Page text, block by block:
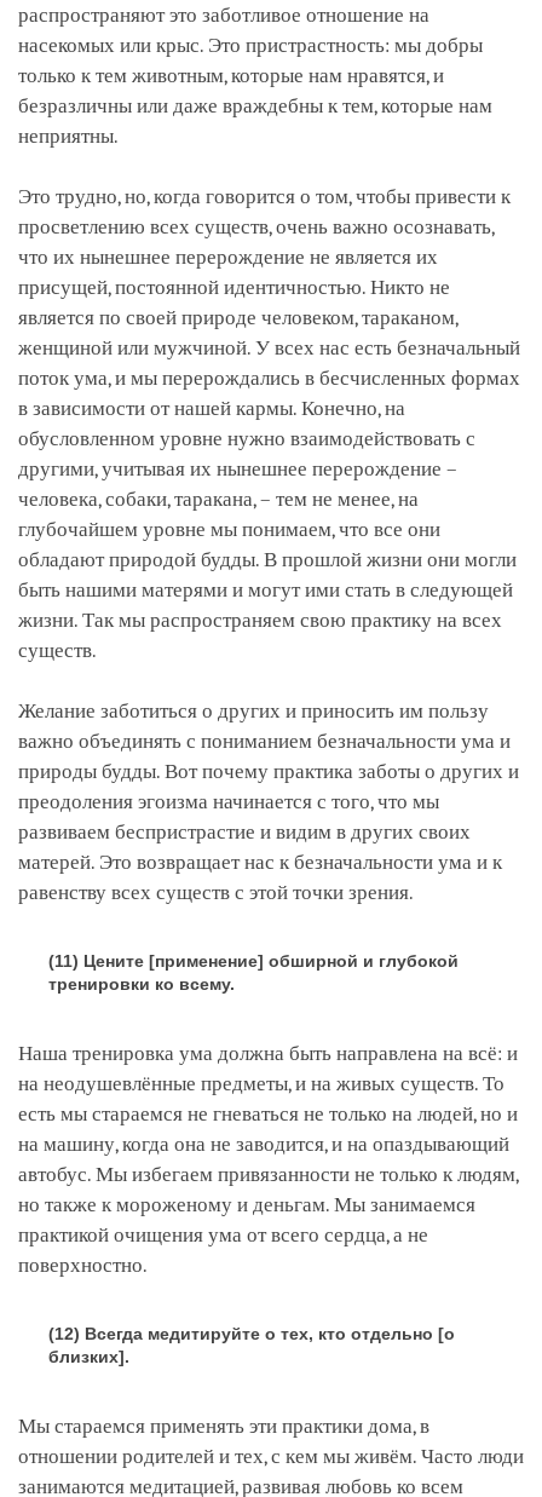
распространяют это заботливое отношение на
насекомых или крыс. Это пристрастность: мы добры
только к тем животным, которые нам нравятся, и
безразличны или даже враждебны к тем, которые нам
неприятны.
Это трудно, но, когда говорится о том, чтобы привести к
просветлению всех существ, очень важно осознавать,
что их нынешнее перерождение не является их
присущей, постоянной идентичностью. Никто не
является по своей природе человеком, тараканом,
женщиной или мужчиной. У всех нас есть безначальный
поток ума, и мы перерождались в бесчисленных формах
в зависимости от нашей кармы. Конечно, на
обусловленном уровне нужно взаимодействовать с
другими, учитывая их нынешнее перерождение –
человека, собаки, таракана, – тем не менее, на
глубочайшем уровне мы понимаем, что все они
обладают природой будды. В прошлой жизни они могли
быть нашими матерями и могут ими стать в следующей
жизни. Так мы распространяем свою практику на всех
существ.
Желание заботиться о других и приносить им пользу
важно объединять с пониманием безначальности ума и
природы будды. Вот почему практика заботы о других и
преодоления эгоизма начинается с того, что мы
развиваем беспристрастие и видим в других своих
матерей. Это возвращает нас к безначальности ума и к
равенству всех существ с этой точки зрения.
(11) Цените [применение] обширной и глубокой
тренировки ко всему.
Наша тренировка ума должна быть направлена на всё: и
на неодушевлённые предметы, и на живых существ. То
есть мы стараемся не гневаться не только на людей, но и
на машину, когда она не заводится, и на опаздывающий
автобус. Мы избегаем привязанности не только к людям,
но также к мороженому и деньгам. Мы занимаемся
практикой очищения ума от всего сердца, а не
поверхностно.
(12) Всегда медитируйте о тех, кто отдельно [о
близких].
Мы стараемся применять эти практики дома, в
отношении родителей и тех, с кем мы живём. Часто люди
занимаются медитацией, развивая любовь ко всем